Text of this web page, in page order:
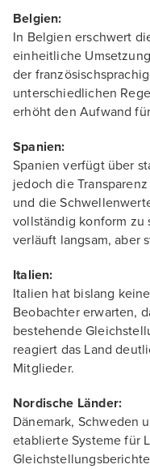
Belgien:
In Belgien erschwert
einheitliche
der
unterschiedlichen
erhöht den Aufwand
Spanien:
Spanien verfügt über
jedoch die
und die
vollständig konform zu
verläuft langsam, aber
Italien:
Italien hat bislang
Beobachter erwarten,
bestehende
reagiert das Land
Mitglieder.
Nordische Länder:
Dänemark, Schweden
etablierte Systeme für